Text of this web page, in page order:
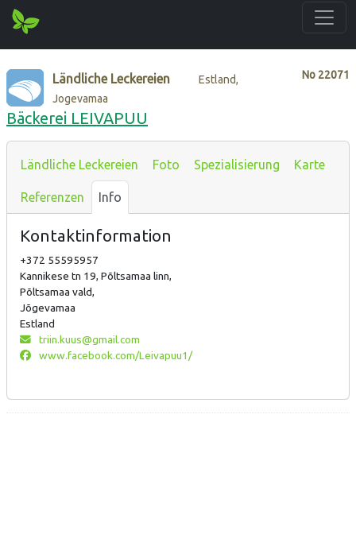
No 22071
Ländliche Leckereien
Estland,
Jogevamaa
Bäckerei LEIVAPUU
Ländliche Leckereien Foto Spezialisierung Karte
Referenzen Info
Kontaktinformation
+372 55595957
Kannikese tn 19, Põltsamaa linn,
Põltsamaa vald,
Jõgevamaa
Estland
triin.kuus@gmail.com
www.facebook.com/Leivapuu1/